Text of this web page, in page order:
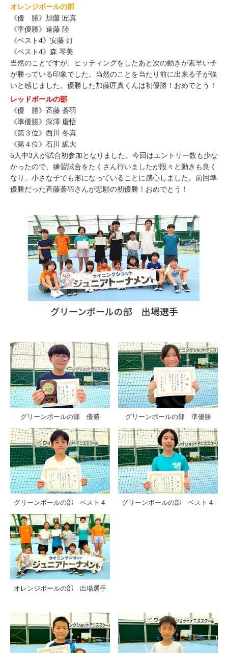
オレンジボールの部
《優 勝》加藤 匠真
《準優勝》遠藤 陸
《ベスト4》安藤 灯
《ベスト4》森 琴美
当然のことですが、ヒッティングをしたあと次の動きが素早い子
が勝っている印象でした。当然のことを当たり前に出来る子が強
いと感じました。優勝した加藤匠真くんは初優勝！おめでとう！
レッドボールの部
《優 勝》斉藤 蒼羽
《準優勝》深澤 慶悟
《第３位》西川 冬真
《第４位》石川 絋大
5人中3人が試合初参加となりました。今回はエントリー数も少な
かったので、練習試合をたくさん行いましたが段々と動きも良く
なり、小さな子でも形になっていることに感心しました。前回準
優勝だった斉藤蒼羽さんが悲願の初優勝！おめでとう！
グリーンボールの部 出場選手
グリーンボールの部 優勝 グリーンボールの部 準優勝
グリーンボールの部 ベスト４ グリーンボールの部 ベスト４
オレンジボールの部 出場選手